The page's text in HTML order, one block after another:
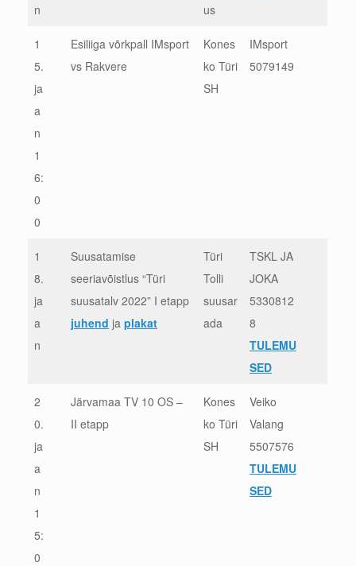
n
us
1
5.
ja
a
n
1
6:
0
0
Esiliiga võrkpall IMsport
vs Rakvere
Kones
ko Türi
SH
IMsport
5079149
1
8.
ja
a
n
Suusatamise
seeriavõistlus “Türi
suusatalv 2022” I etapp
juhend ja plakat
Türi
Tolli
suusar
ada
TSKL JA
JOKA
5330812
8
TULEMU
SED
2
0.
ja
a
n
1
5:
0
Järvamaa TV 10 OS –
II etapp
Kones
ko Türi
SH
Veiko
Valang
5507576
TULEMU
SED